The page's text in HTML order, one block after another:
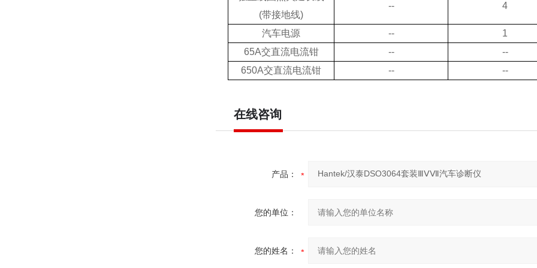
(带接地线)
-- 4
汽车电源 -- 1
65A交直流电流钳 -- --
650A交直流电流钳 -- --
在线咨询
产品：
您的单位：
您的姓名：